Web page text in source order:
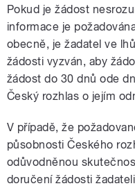
Pokud je žádost
informace je
obecně, je žadatel ve
žádosti vyzván, aby
žádost do 30 dnů ode
Český rozhlas o jejím
V případě, že
působnosti Českého
odůvodněnou
doručení žádosti